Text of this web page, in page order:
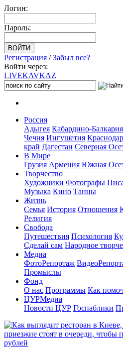
Логин:
Пароль:
Регистрация /Забыл все?
Войти через:
LIVEKAVKAZ
Россия
Адыгея Кабардино-Балкария
Чечня Ингушетия
край Дагестан Северная
В Мире
Грузия Армения Южная
Творчество
Художники Фотографы
Музыка Кино Танцы
Жизнь
Семья История Отношения
Религия
Свобода
Путешествия Психология
Сделай сам Народное
Медиа
ФотоРепортаж
Промыслы
Фонд
О нас Программы Как
ЦУРМедиа
Новости ЦУР Госпаблики